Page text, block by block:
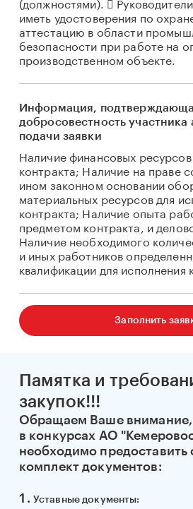
иметь удостоверения по
аттестацию в области
безопасности при работе на
производственном объекте.
Информация,
добросовестность участника
подачи заявки
Наличие финансовых
контракта; Наличие на праве
ином законном основании
материальных ресурсов для
контракта; Наличие опыта
предметом контракта, и
Наличие необходимого
и иных работников
квалификации для исполнения
Заполнить
Памятка и
закупок!!!
Обращаем Ваше внимание,
в конкурсах АО
необходимо
комплект документов:
Уставные документы: